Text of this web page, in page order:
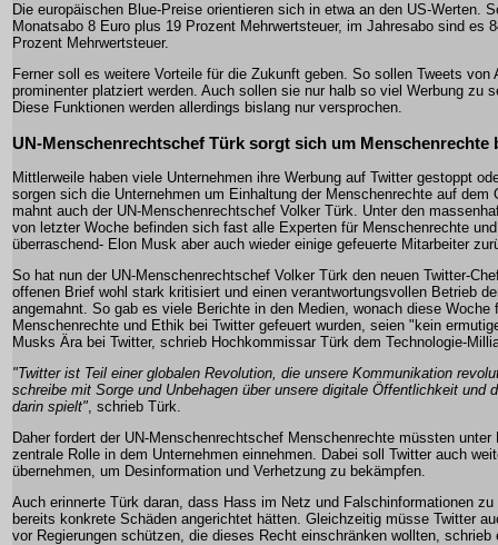
Die europäischen Blue-Preise orientieren sich in etwa an den US-Werten.
Monatsabo 8 Euro plus 19 Prozent Mehrwertsteuer, im Jahresabo sind es
Prozent Mehrwertsteuer.
Ferner soll es weitere Vorteile für die Zukunft geben. So sollen Tweets von
prominenter platziert werden. Auch sollen sie nur halb so viel Werbung zu
Diese Funktionen werden allerdings bislang nur versprochen.
UN-Menschenrechtschef Türk sorgt sich um Menschenrechte
Mittlerweile haben viele Unternehmen ihre Werbung auf Twitter gestoppt
sorgen sich die Unternehmen um Einhaltung der Menschenrechte auf dem
mahnt auch der UN-Menschenrechtschef Volker Türk. Unter den
von letzter Woche befinden sich fast alle Experten für Menschenrechte
überraschend- Elon Musk aber auch wieder einige gefeuerte Mitarbeiter
So hat nun der UN-Menschenrechtschef Volker Türk den neuen Twitter-
offenen Brief wohl stark kritisiert und einen verantwortungsvollen Betrieb
angemahnt. So gab es viele Berichte in den Medien, wonach diese Woche
Menschenrechte und Ethik bei Twitter gefeuert wurden, seien "kein
Musks Ära bei Twitter, schrieb Hochkommissar Türk dem Technologie-
"Twitter ist Teil einer globalen Revolution, die unsere Kommunikation
schreibe mit Sorge und Unbehagen über unsere digitale Öffentlichkeit und
darin spielt" , schrieb Türk.
Daher fordert der UN-Menschenrechtschef Menschenrechte müssten
zentrale Rolle in dem Unternehmen einnehmen. Dabei soll Twitter auch
übernehmen, um Desinformation und Verhetzung zu bekämpfen.
Auch erinnerte Türk daran, dass Hass im Netz und Falschinformationen zu
bereits konkrete Schäden angerichtet hätten. Gleichzeitig müsse Twitter
vor Regierungen schützen, die dieses Recht einschränken wollten, schrieb